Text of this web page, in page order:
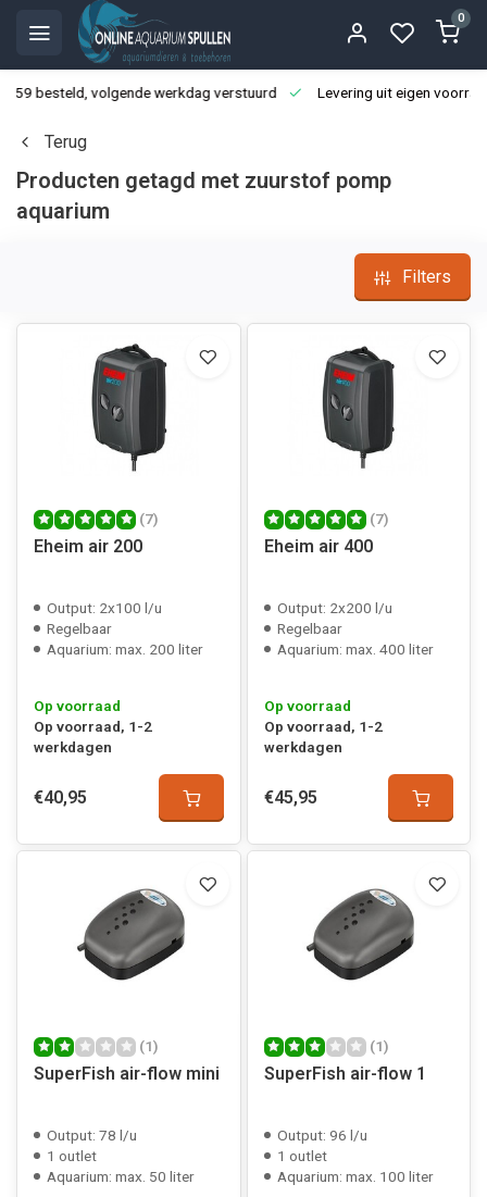
0
besteld, volgende werkdag verstuurd Levering uit eigen
Terug
Producten getagd met zuurstof pomp
aquarium
Filters
(7)
Eheim air 200
Output: 2x100 l/u
Regelbaar
Aquarium: max. 200 liter
Op voorraad
Op voorraad, 1-2
werkdagen
€40,95
(7)
Eheim air 400
Output: 2x200 l/u
Regelbaar
Aquarium: max. 400 liter
Op voorraad
Op voorraad, 1-2
werkdagen
€45,95
(1)
SuperFish air-flow mini
Output: 78 l/u
1 outlet
Aquarium: max. 50 liter
(1)
SuperFish air-flow 1
Output: 96 l/u
1 outlet
Aquarium: max. 100 liter